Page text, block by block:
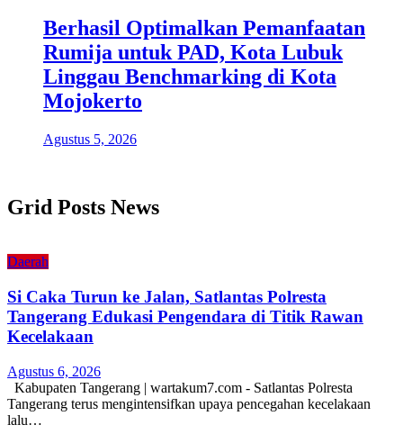
Berhasil Optimalkan Pemanfaatan
Rumija untuk PAD, Kota Lubuk
Linggau Benchmarking di Kota
Mojokerto
Agustus 5, 2026
Grid Posts News
Daerah
Si Caka Turun ke Jalan, Satlantas Polresta
Tangerang Edukasi Pengendara di Titik Rawan
Kecelakaan
Agustus 6, 2026
Kabupaten Tangerang | wartakum7.com - Satlantas Polresta
Tangerang terus mengintensifkan upaya pencegahan kecelakaan
lalu…